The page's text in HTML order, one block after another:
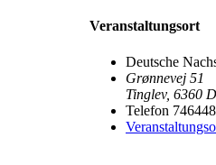
Veranstaltungsort
Deutsche
Grønnevej 51
Tinglev, 6360
Telefon